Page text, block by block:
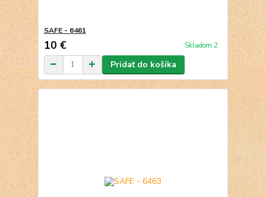
SAFE - 6461
10 € Skladom 2
Pridať do košíka